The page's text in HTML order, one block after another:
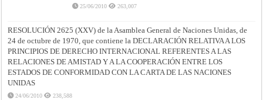
25/06/2010 263,007
RESOLUCIÓN 2625 (XXV) de la Asamblea General de Naciones Unidas, de
24 de octubre de 1970, que contiene la DECLARACIÓN RELATIVA A LOS
PRINCIPIOS DE DERECHO INTERNACIONAL REFERENTES A LAS
RELACIONES DE AMISTAD Y A LA COOPERACIÓN ENTRE LOS
ESTADOS DE CONFORMIDAD CON LA CARTA DE LAS NACIONES
UNIDAS
24/06/2010 238,588